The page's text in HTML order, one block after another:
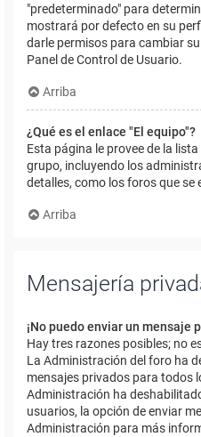
"predeterminado" para
mostrará por defecto en su
darle permisos para cambiar
Panel de Control de Usuario.
Arriba
¿Qué es el enlace "El equipo"?
Esta página le provee de la
grupo, incluyendo los
detalles, como los foros que
Arriba
Mensajería
¡No puedo enviar un mensaje
Hay tres razones posibles; no
La Administración del foro ha
mensajes privados para todos
Administración ha
usuarios, la opción de enviar
Administración para más